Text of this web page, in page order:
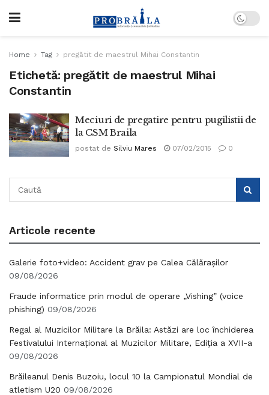
Home Tag pregătit de maestrul Mihai Constantin
Etichetă: pregătit de maestrul Mihai
Constantin
Meciuri de pregatire pentru pugilistii de
la CSM Braila
postat de Silviu Mares 07/02/2015 0
Articole recente
Galerie foto+video: Accident grav pe Calea Călărașilor
09/08/2026
Fraude informatice prin modul de operare „Vishing” (voice
phishing) 09/08/2026
Regal al Muzicilor Militare la Brăila: Astăzi are loc închiderea
Festivalului Internațional al Muzicilor Militare, Ediția a XVII-a
09/08/2026
Brăileanul Denis Buzoiu, locul 10 la Campionatul Mondial de
atletism U20 09/08/2026